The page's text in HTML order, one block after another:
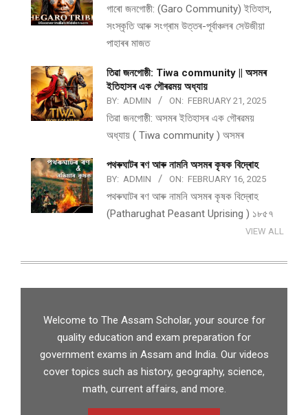
গাৰো জনগোষ্ঠী: (Garo Community) ইতিহাস,
সংস্কৃতি আৰু সংগ্ৰাম উত্তৰ-পূৰ্বাঞ্চলৰ সেউজীয়া
পাহাৰৰ মাজত
তিৱা জনগোষ্ঠী: Tiwa community || অসমৰ
ইতিহাসৰ এক গৌৰৱময় অধ্যায়
BY: ADMIN ON: FEBRUARY 21, 2025
তিৱা জনগোষ্ঠী: অসমৰ ইতিহাসৰ এক গৌৰৱময়
অধ্যায় ( Tiwa community ) অসমৰ
পথ​ৰুঘাট​ৰ ৰণ আৰু নামনি অসম​ৰ কৃষক বিদ্ৰোহ​
BY: ADMIN ON: FEBRUARY 16, 2025
পথ​ৰুঘাট​ৰ ৰণ আৰু নামনি অসম​ৰ কৃষক বিদ্ৰোহ​
(Patharughat Peasant Uprising ) ১৮৫৭
VIEW ALL
Welcome to The Assam Scholar, your source for
quality education and exam preparation for
government exams in Assam and India. Our videos
cover topics such as history, geography, science,
math, current affairs, and more.